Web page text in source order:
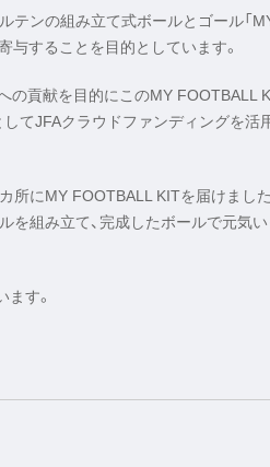
テンの組み立て式ボールとゴール「
与することを目的としています。
の貢献を目的にこのMY FOOTBALL
してJFAクラウドファンディングを活用
所にMY FOOTBALL KITを届けました
を組み立て、完成したボールで元気
す。